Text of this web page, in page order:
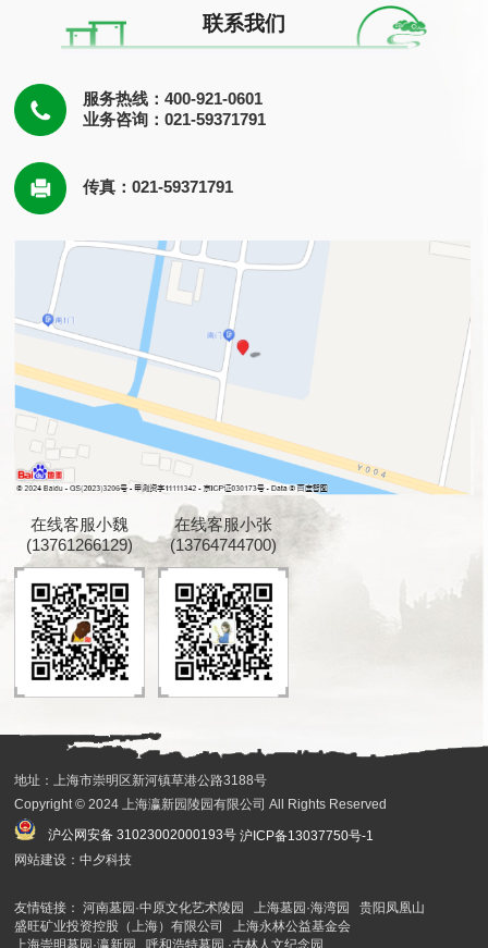
联系我们
服务热线：400-921-0601
业务咨询：021-59371791
传真：021-59371791
在线客服小魏
(13761266129)
在线客服小张
(13764744700)
地址：上海市崇明区新河镇草港公路3188号
Copyright © 2024 上海瀛新园陵园有限公司 All Rights Reserved
沪公网安备 31023002000193号 沪ICP备13037750号-1
网站建设：中夕科技
友情链接：河南墓园·中原文化艺术陵园 上海墓园·海湾园
贵阳凤凰山
盛旺矿业投资控股（上海）有限公司
上海永林公益基金会